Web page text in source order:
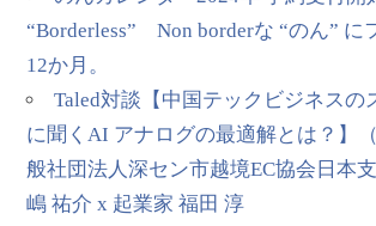
“Borderless” Non borderな “のん” に
12か月。
Taled対談【中国テックビジネスの
に聞くAI アナログの最適解とは？】
般社団法人深セン市越境EC協会日本
嶋 祐介 x 起業家 福田 淳